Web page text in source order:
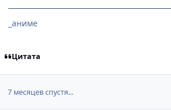
_аниме
Цитата
7 месяцев спустя...